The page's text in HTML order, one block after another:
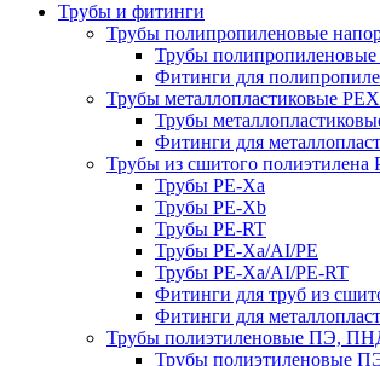
Трубы и фитинги
Трубы полипропиленовые
Трубы полипропиленовые
Фитинги для
Трубы металлопластиковые
Трубы
Фитинги для
Трубы из сшитого полиэтилена
Трубы PE-Xa
Трубы PE-Xb
Трубы PE-RT
Трубы PE-Xa/AI/PE
Трубы PE-Xa/AI/PE-RT
Фитинги для труб из
Фитинги для
Трубы полиэтиленовые ПЭ,
Трубы полиэтиленовые